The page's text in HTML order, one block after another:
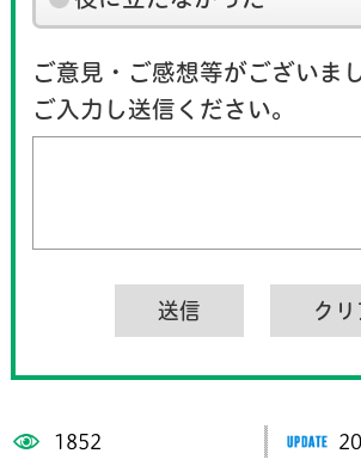
ご意見・ご感想等がございま
ご入力し送信ください。
1852